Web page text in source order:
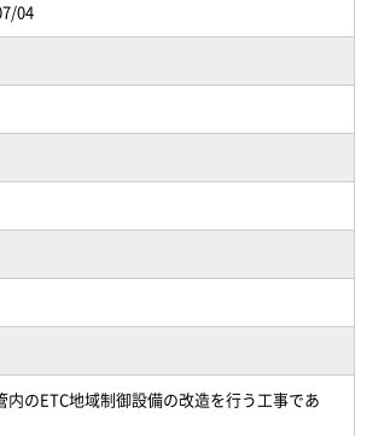
04
のETC地域制御設備の改造を行う工事であ